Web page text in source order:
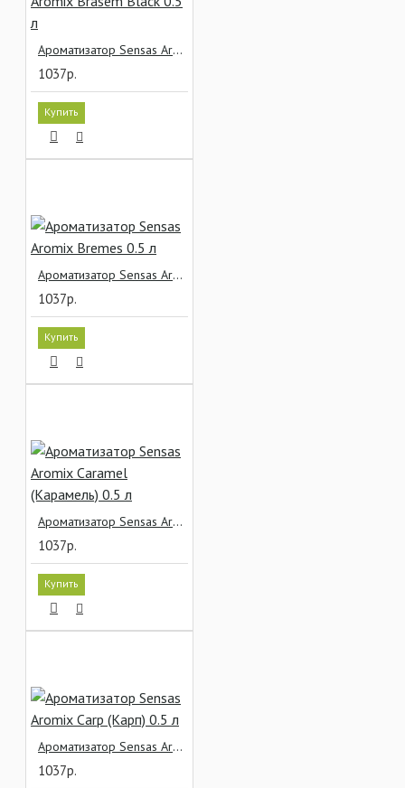
Ароматизатор Sensas Aromix Brasem Blaсk 0.5 л
1037р.
Купить
Ароматизатор Sensas Aromix Bremes 0.5 л
1037р.
Купить
Ароматизатор Sensas Aromix Caramel (Карамель) 0.5 л
1037р.
Купить
Ароматизатор Sensas Aromix Carp (Карп) 0.5 л
1037р.